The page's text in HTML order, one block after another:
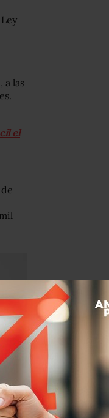
a las
el